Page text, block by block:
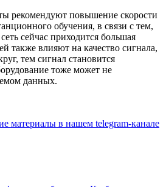
рекомендуют повышение скорости
обучения, в связи с тем,
сейчас приходится большая
также влияют на качество сигнала,
тем сигнал становится
тоже может не
данных.
материалы в нашем telegram-канале